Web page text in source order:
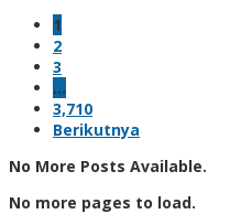
1
2
3
…
3,710
Berikutnya
No More Posts Available.
No more pages to load.